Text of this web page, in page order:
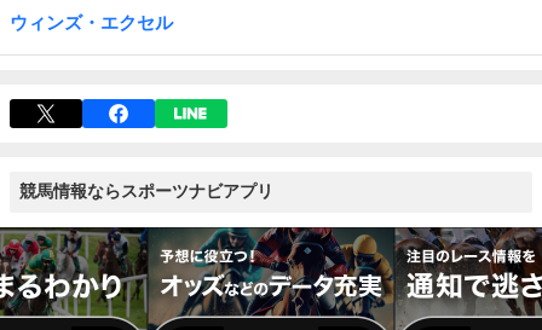
ウィンズ・エクセル
競馬情報ならスポーツナビアプリ